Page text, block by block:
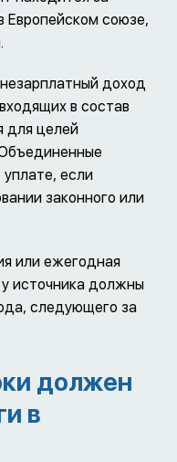
Европейском союзе,
доход
в состав
для целей
если
законного или
или ежегодная
источника должны
следующего за
должен
в